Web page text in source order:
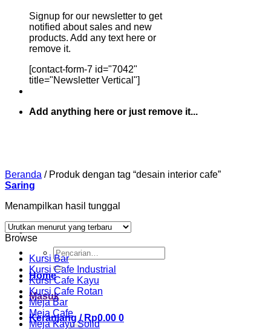
Signup for our newsletter to get
notified about sales and new
products. Add any text here or
remove it.
[contact-form-7 id="7042"
title="Newsletter Vertical"]
Add anything here or just remove it...
Pencarian
untuk:
Home
Masuk
Keranjang / Rp0.00 0
Beranda /Produk dengan tag “desain interior cafe”
Saring
Menampilkan hasil tunggal
Browse
Kursi Bar
Kursi Cafe Industrial
Kursi Cafe Kayu
Kursi Cafe Rotan
Meja Bar
Meja Cafe
Meja Kayu Solid